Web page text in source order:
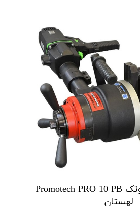
پخ زن لوله پروموتک Promotech PRO 10 PB
لهستان